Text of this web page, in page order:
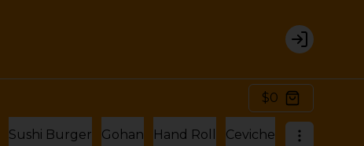
Login
$0
Sushi Burger Gohan Hand Roll Ceviche Hosomaki